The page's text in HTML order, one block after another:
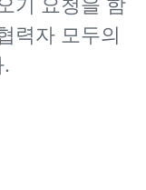
력자 모두의